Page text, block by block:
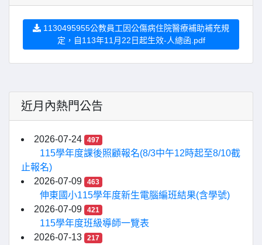
1130495955公教員工因公傷病住院醫療補助補充規
定，自113年11月22日起生效-人總函.pdf
近月內熱門公告
2026-07-24 497
115學年度課後照顧報名(8/3中午12時起至8/10截
止報名)
2026-07-09
463
伸東國小115學年度新生電腦編班結果(含學號)
2026-07-09
421
115學年度班級導師一覽表
2026-07-13
217